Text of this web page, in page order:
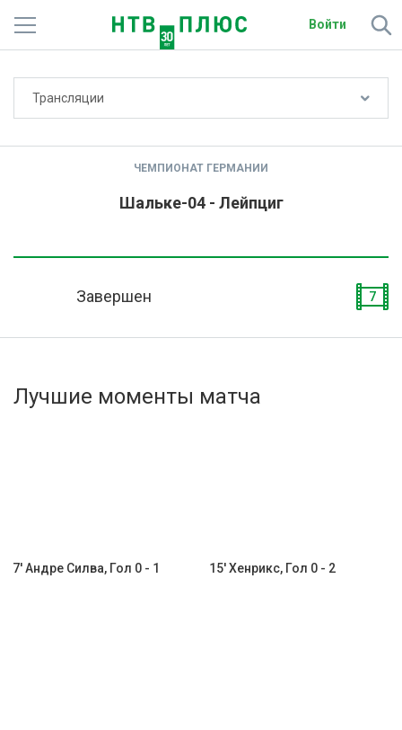
Войти
Активировать промокод
Трансляции
ЧЕМПИОНАТ ГЕРМАНИИ
Шальке-04 - Лейпциг
Завершен 7
Лучшие моменты матча
7' Андре Силва, Гол 0 - 1 15' Хенрикс, Гол 0 - 2